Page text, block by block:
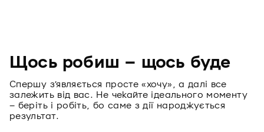
Щось робиш – щось буде
Спершу з’являється просте «хочу», а далі все
залежить від вас. Не чекайте ідеального моменту
– беріть і робіть, бо саме з дії народжується
результат.